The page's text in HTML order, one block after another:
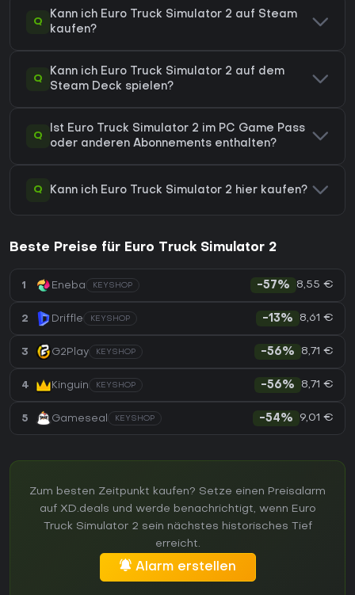
Q
Kann ich Euro Truck Simulator 2 auf Steam
kaufen?
Q
Kann ich Euro Truck Simulator 2 auf dem
Steam Deck spielen?
Q
Ist Euro Truck Simulator 2 im PC Game Pass
oder anderen Abonnements enthalten?
Q Kann ich Euro Truck Simulator 2 hier kaufen?
Beste Preise für Euro Truck Simulator 2
1 Eneba KEYSHOP -57% 8,55 €
2 Driffle KEYSHOP -13% 8,61 €
3 G2Play KEYSHOP -56% 8,71 €
4 Kinguin KEYSHOP -56% 8,71 €
5 Gameseal KEYSHOP -54% 9,01 €
Zum besten Zeitpunkt kaufen? Setze einen Preisalarm
auf XD.deals und werde benachrichtigt, wenn Euro
Truck Simulator 2 sein nächstes historisches Tief
erreicht.
Alarm erstellen